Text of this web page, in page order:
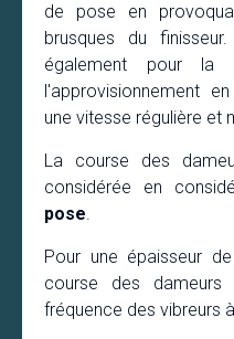
de pose en
brusques du
également pour la
l'approvisionnement
une vitesse régulière et
La course des
considérée en
pose.
Pour une épaisseur
course des
fréquence des vibreurs